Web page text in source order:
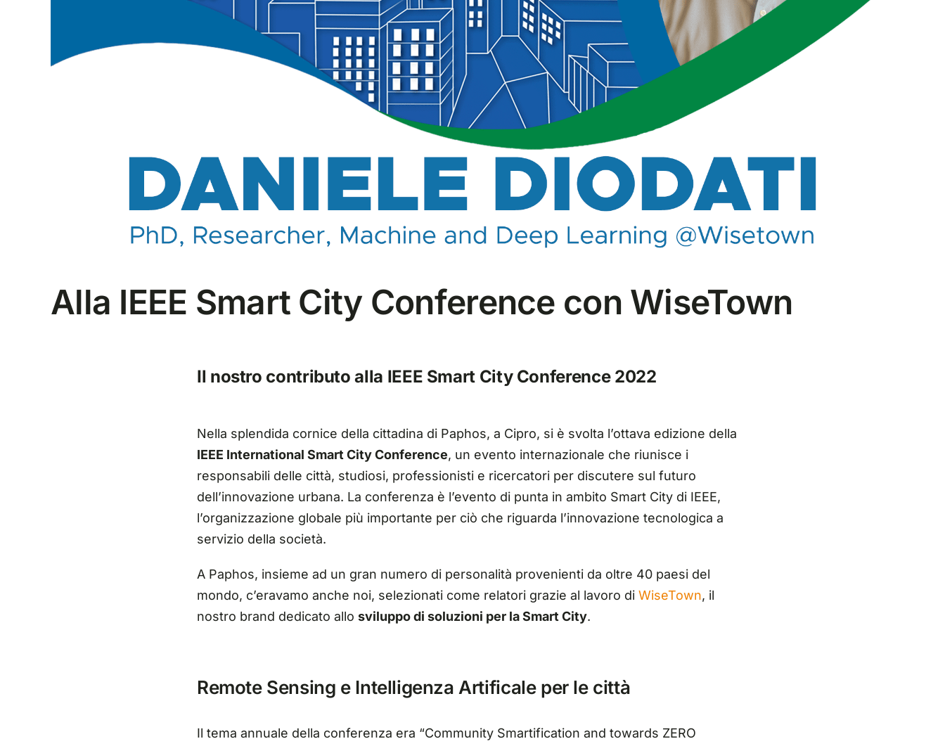
Alla IEEE Smart City Conference con WiseTown
Il nostro contributo alla IEEE Smart City Conference 2022
Nella splendida cornice della cittadina di Paphos, a Cipro, si è svolta l’ottava edizione della
IEEE International Smart City Conference, un evento internazionale che riunisce i
responsabili delle città, studiosi, professionisti e ricercatori per discutere sul futuro
dell’innovazione urbana. La conferenza è l’evento di punta in ambito Smart City di IEEE,
l’organizzazione globale più importante per ciò che riguarda l’innovazione tecnologica a
servizio della società.
A Paphos, insieme ad un gran numero di personalità provenienti da oltre 40 paesi del
mondo, c’eravamo anche noi, selezionati come relatori grazie al lavoro di WiseTown, il
nostro brand dedicato allo sviluppo di soluzioni per la Smart City.
Remote Sensing e Intelligenza Artificale per le città
Il tema annuale della conferenza era “Community Smartification and towards ZERO